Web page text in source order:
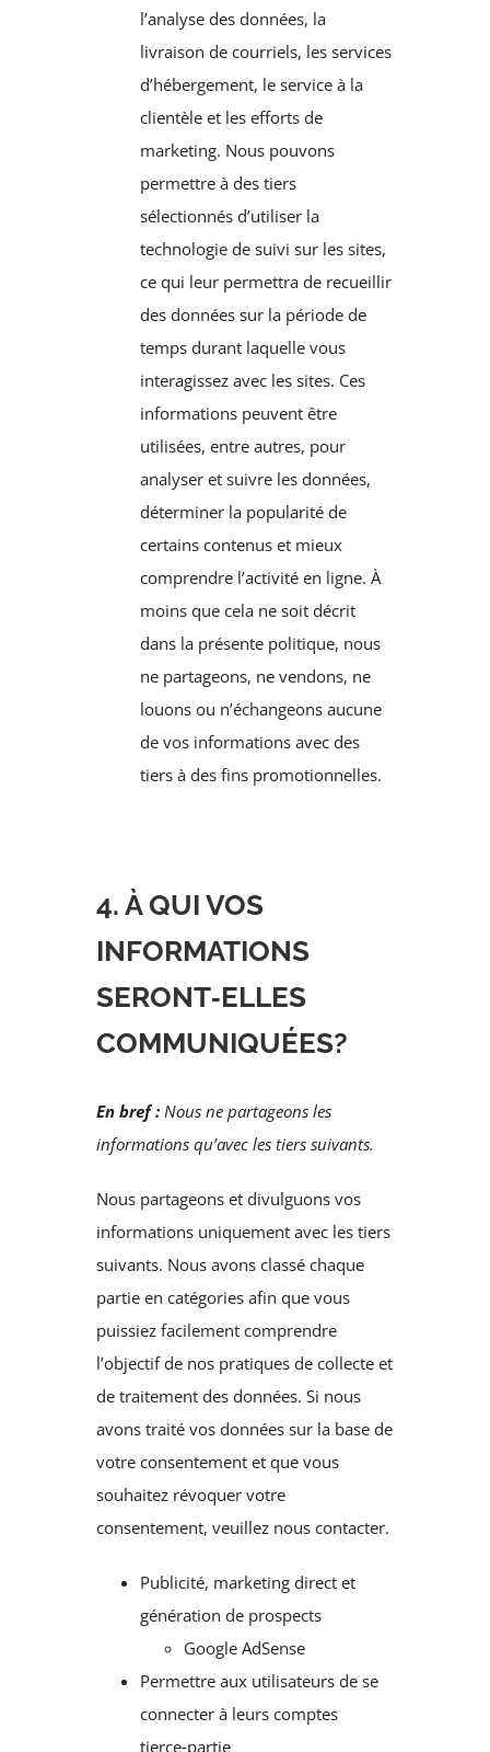
l’analyse des données, la
livraison de courriels, les services
d’hébergement, le service à la
clientèle et les efforts de
marketing. Nous pouvons
permettre à des tiers
sélectionnés d’utiliser la
technologie de suivi sur les sites,
ce qui leur permettra de recueillir
des données sur la période de
temps durant laquelle vous
interagissez avec les sites. Ces
informations peuvent être
utilisées, entre autres, pour
analyser et suivre les données,
déterminer la popularité de
certains contenus et mieux
comprendre l’activité en ligne. À
moins que cela ne soit décrit
dans la présente politique, nous
ne partageons, ne vendons, ne
louons ou n’échangeons aucune
de vos informations avec des
tiers à des fins promotionnelles.
4. À QUI VOS
INFORMATIONS
SERONT‑ELLES
COMMUNIQUÉES?
En bref : Nous ne partageons les
informations qu’avec les tiers suivants.
Nous partageons et divulguons vos
informations uniquement avec les tiers
suivants. Nous avons classé chaque
partie en catégories afin que vous
puissiez facilement comprendre
l’objectif de nos pratiques de collecte et
de traitement des données. Si nous
avons traité vos données sur la base de
votre consentement et que vous
souhaitez révoquer votre
consentement, veuillez nous contacter.
Publicité, marketing direct et
génération de prospects
Google AdSense
Permettre aux utilisateurs de se
connecter à leurs comptes
tierce‑partie